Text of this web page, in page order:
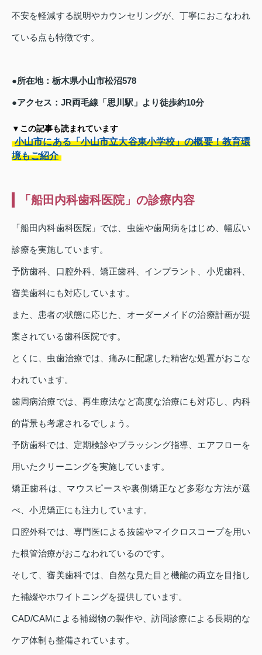
不安を軽減する説明やカウンセリングが、丁寧におこなわれ
ている点も特徴です。
●所在地：栃木県小山市松沼578
●アクセス：JR両毛線「思川駅」より徒歩約10分
▼この記事も読まれています
小山市にある「小山市立大谷東小学校」の概要！教育環
境もご紹介
「船田内科歯科医院」の診療内容
「船田内科歯科医院」では、虫歯や歯周病をはじめ、幅広い
診療を実施しています。
予防歯科、口腔外科、矯正歯科、インプラント、小児歯科、
審美歯科にも対応しています。
また、患者の状態に応じた、オーダーメイドの治療計画が提
案されている歯科医院です。
とくに、虫歯治療では、痛みに配慮した精密な処置がおこな
われています。
歯周病治療では、再生療法など高度な治療にも対応し、内科
的背景も考慮されるでしょう。
予防歯科では、定期検診やブラッシング指導、エアフローを
用いたクリーニングを実施しています。
矯正歯科は、マウスピースや裏側矯正など多彩な方法が選
べ、小児矯正にも注力しています。
口腔外科では、専門医による抜歯やマイクロスコープを用い
た根管治療がおこなわれているのです。
そして、審美歯科では、自然な見た目と機能の両立を目指し
た補綴やホワイトニングを提供しています。
CAD/CAMによる補綴物の製作や、訪問診療による長期的な
ケア体制も整備されています。